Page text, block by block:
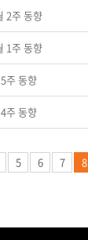
2주 동향
1주 동향
주 동향
주 동향
5 6 7 8